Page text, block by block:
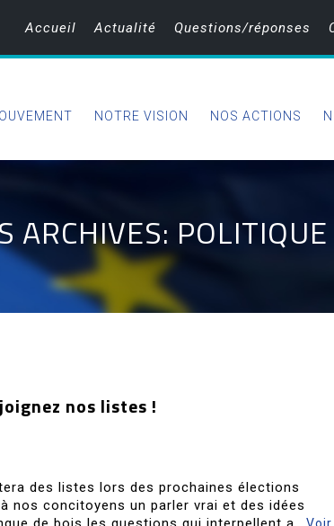
Accueil Actualité Questions/réponses
NOTRE VISION NOS ACTIONS
ARCHIVES: POLITIQUE
nos listes !
des listes lors des prochaines élections
nos concitoyens un parler vrai et des idées